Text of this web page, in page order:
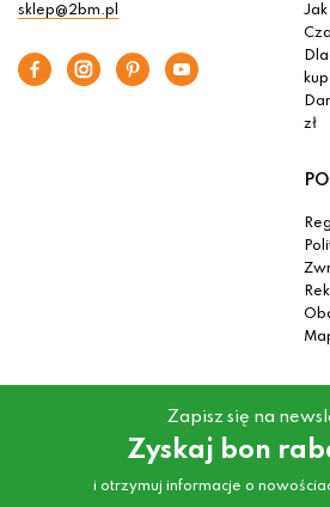
sklep@2bm.pl
zł
Zapisz się na
Zyskaj bon
i otrzymuj informacje o